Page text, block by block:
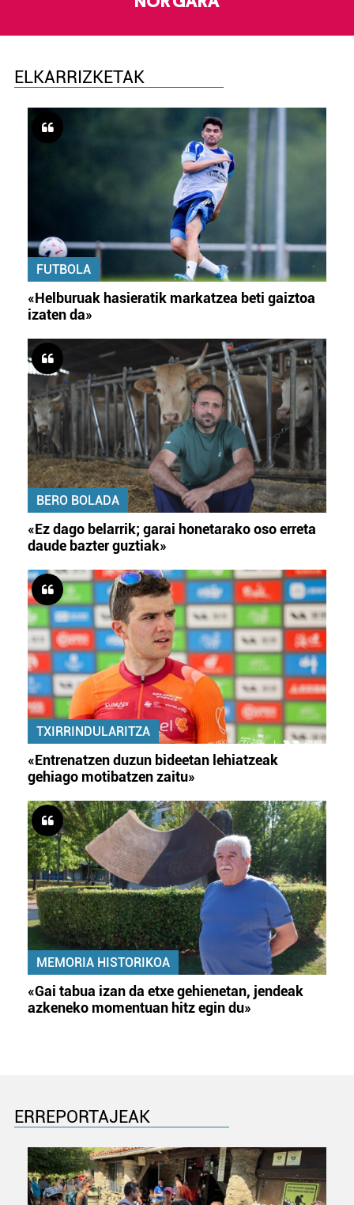
ELKARRIZKETAK
FUTBOLA
«Helburuak hasieratik markatzea beti gaiztoa
izaten da»
BERO BOLADA
«Ez dago belarrik; garai honetarako oso erreta
daude bazter guztiak»
TXIRRINDULARITZA
«Entrenatzen duzun bideetan lehiatzeak
gehiago motibatzen zaitu»
MEMORIA HISTORIKOA
«Gai tabua izan da etxe gehienetan, jendeak
azkeneko momentuan hitz egin du»
ERREPORTAJEAK